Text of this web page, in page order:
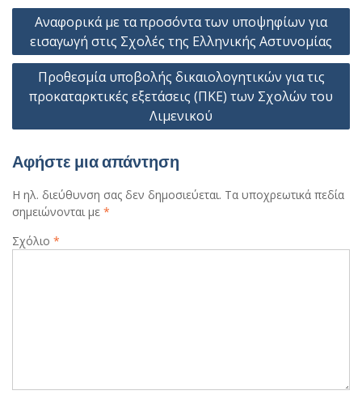
Πλοήγηση
άρθρων
Αναφορικά με τα προσόντα των υποψηφίων για
εισαγωγή στις Σχολές της Ελληνικής Αστυνομίας
Προθεσμία υποβολής δικαιολογητικών για τις
προκαταρκτικές εξετάσεις (ΠΚΕ) των Σχολών του
Λιμενικού
Αφήστε μια απάντηση
Η ηλ. διεύθυνση σας δεν δημοσιεύεται. Τα υποχρεωτικά πεδία
σημειώνονται με *
Σχόλιο *